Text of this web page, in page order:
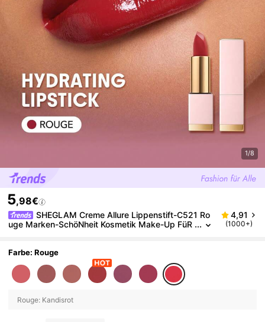
1/8
5,98€
SHEGLAM Creme Allure Lippenstift-C521 Ro
uge Marken-SchöNheit Kosmetik Make-Up FüR
4,91
(1000+)
Farbe: Rouge
Rouge: Kandisrot